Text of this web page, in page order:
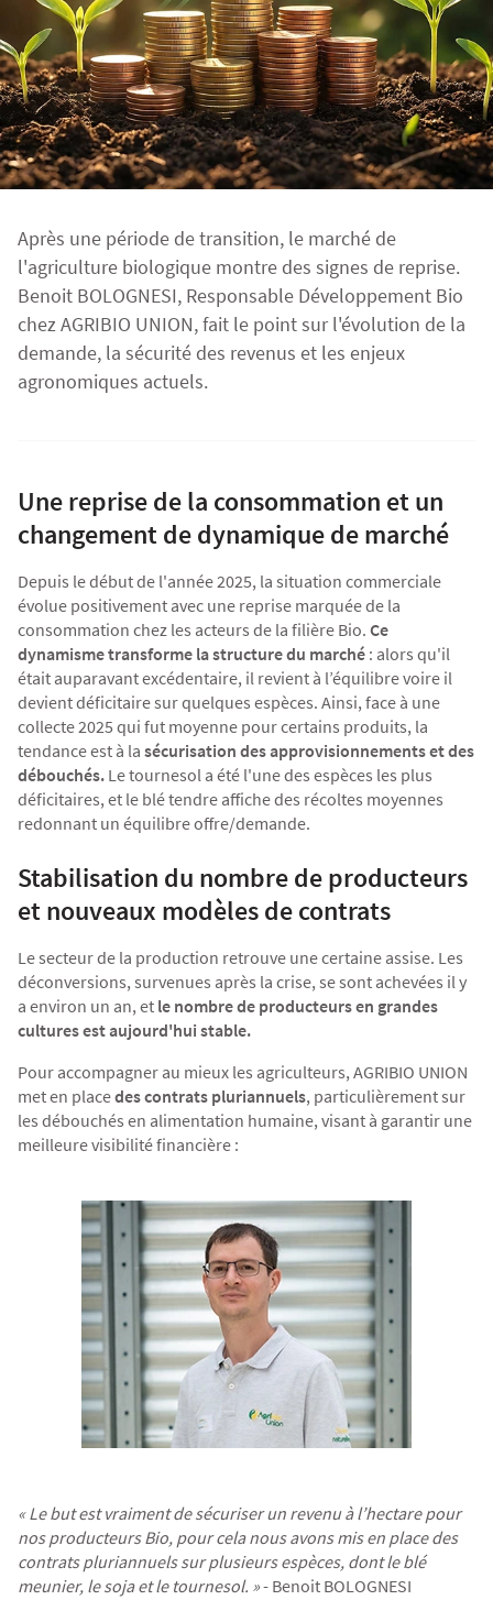
Après une période de transition, le marché de
l'agriculture biologique montre des signes de reprise.
Benoit BOLOGNESI, Responsable Développement Bio
chez AGRIBIO UNION, fait le point sur l'évolution de la
demande, la sécurité des revenus et les enjeux
agronomiques actuels.
Une reprise de la consommation et un
changement de dynamique de marché
Depuis le début de l'année 2025, la situation commerciale
évolue positivement avec une reprise marquée de la
consommation chez les acteurs de la filière Bio. Ce
dynamisme transforme la structure du marché : alors qu'il
était auparavant excédentaire, il revient à l’équilibre voire il
devient déficitaire sur quelques espèces. Ainsi, face à une
collecte 2025 qui fut moyenne pour certains produits, la
tendance est à la sécurisation des approvisionnements et des
débouchés. Le tournesol a été l'une des espèces les plus
déficitaires, et le blé tendre affiche des récoltes moyennes
redonnant un équilibre offre/demande.
Stabilisation du nombre de producteurs
et nouveaux modèles de contrats
Le secteur de la production retrouve une certaine assise. Les
déconversions, survenues après la crise, se sont achevées il y
a environ un an, et le nombre de producteurs en grandes
cultures est aujourd'hui stable.
Pour accompagner au mieux les agriculteurs, AGRIBIO UNION
met en placedes contrats pluriannuels, particulièrement sur
les débouchés en alimentation humaine, visant à garantir une
meilleure visibilité financière :
« Le but est vraiment de sécuriser un revenu à l’hectare pour
nos producteurs Bio, pour cela nous avons mis en place des
contrats pluriannuels sur plusieurs espèces, dont le blé
meunier, le soja et le tournesol. »- Benoit BOLOGNESI
Fourragères
Luzerne
Plantain fourrager
Ray-grass anglais
Protéagineux
Semences Bio
Fourragères Bio
Tournesol
Blé
Orge
Triticale
Agriculture Bio
Résultats d’essais Orge
Résultats d'essais Triticale
Résultats d'essais Protéagineux
Colza
Blé
Orge
Maïs ensilage